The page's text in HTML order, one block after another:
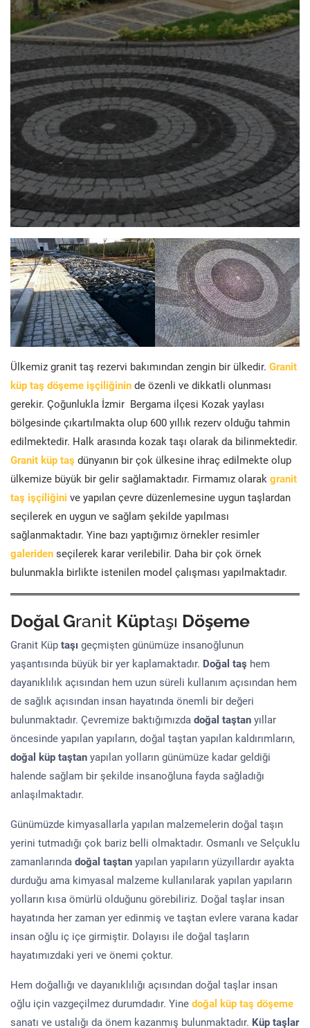
Ülkemiz granit taş rezervi bakımından zengin bir ülkedir. Granit
küp taş döşeme işçiliğinin de özenli ve dikkatli olunması
gerekir. Çoğunlukla İzmir Bergama ilçesi Kozak yaylası
bölgesinde çıkartılmakta olup 600 yıllık rezerv olduğu tahmin
edilmektedir. Halk arasında kozak taşı olarak da bilinmektedir.
Granit küp taş dünyanın bir çok ülkesine ihraç edilmekte olup
ülkemize büyük bir gelir sağlamaktadır. Firmamız olarak granit
taş işçiliğini ve yapılan çevre düzenlemesine uygun taşlardan
seçilerek en uygun ve sağlam şekilde yapılması
sağlanmaktadır. Yine bazı yaptığımız örnekler resimler
galeriden seçilerek karar verilebilir. Daha bir çok örnek
bulunmakla birlikte istenilen model çalışması yapılmaktadır.
Doğal Granit Küptaşı Döşeme
Granit Küp taşı geçmişten günümüze insanoğlunun
yaşantısında büyük bir yer kaplamaktadır. Doğal taş hem
dayanıklılık açısından hem uzun süreli kullanım açısından hem
de sağlık açısından insan hayatında önemli bir değeri
bulunmaktadır. Çevremize baktığımızda doğal taştan yıllar
öncesinde yapılan yapıların, doğal taştan yapılan kaldırımların,
doğal küp taştan yapılan yolların günümüze kadar geldiği
halende sağlam bir şekilde insanoğluna fayda sağladığı
anlaşılmaktadır.
Günümüzde kimyasallarla yapılan malzemelerin doğal taşın
yerini tutmadığı çok bariz belli olmaktadır. Osmanlı ve Selçuklu
zamanlarında doğal taştan yapılan yapıların yüzyıllardır ayakta
durduğu ama kimyasal malzeme kullanılarak yapılan yapıların
yolların kısa ömürlü olduğunu görebiliriz. Doğal taşlar insan
hayatında her zaman yer edinmiş ve taştan evlere varana kadar
insan oğlu iç içe girmiştir. Dolayısı ile doğal taşların
hayatımızdaki yeri ve önemi çoktur.
Hem doğallığı ve dayanıklılığı açısından doğal taşlar insan
oğlu için vazgeçilmez durumdadır. Yine doğal küp taş döşeme
sanatı ve ustalığı da önem kazanmış bulunmaktadır. Küp taşlar